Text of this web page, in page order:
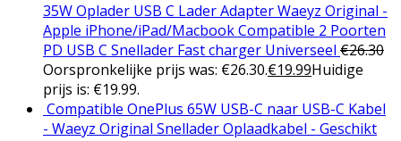
35W Oplader USB C Lader Adapter Waeyz Original -
Apple iPhone/iPad/Macbook Compatible 2 Poorten
PD USB C Snellader Fast charger Universeel €26.30
Oorspronkelijke prijs was: €26.30.€19.99Huidige
prijs is: €19.99.
Compatible OnePlus 65W USB-C naar USB-C Kabel
- Waeyz Original Snellader Oplaadkabel - Geschikt